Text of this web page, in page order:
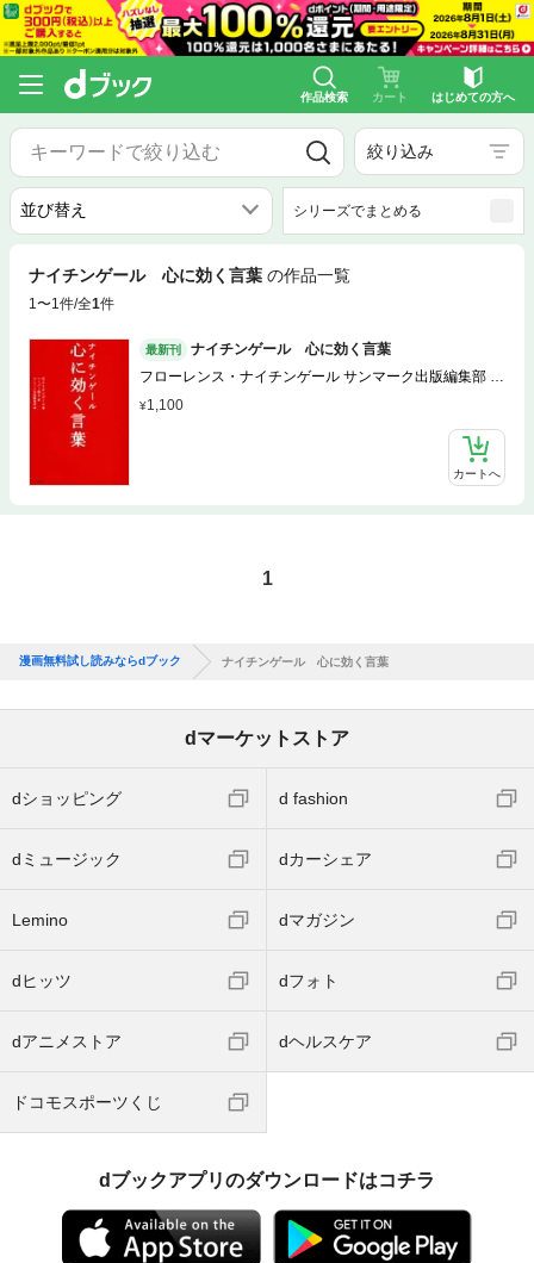
作品検索 カート はじめての方へ
絞り込み
シリーズでまとめる
ナイチンゲール 心に効く言葉 の作品一覧
1〜1件/全1件
最新刊
ナイチンゲール 心に効く言葉
フローレンス・ナイチンゲール サンマーク出版編集部 ハ
ーパー保子
1,100
カートへ
1
漫画無料試し読みならdブック ナイチンゲール 心に効く言葉
dマーケットストア
dショッピング d fashion
dミュージック dカーシェア
Lemino dマガジン
dヒッツ dフォト
dアニメストア dヘルスケア
ドコモスポーツくじ
dブックアプリのダウンロードはコチラ